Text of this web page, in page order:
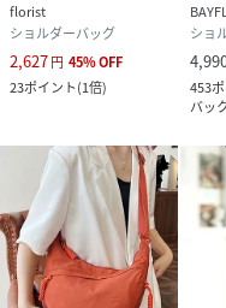
性別タイプ ユニ
中国
素材 ポリ
サイズ FREE
品番
florist
ショルダーバッグ
2,627円 45%OFF
23ポイント(1倍)
ショ
453
バッ